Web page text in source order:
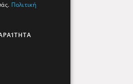
Social Media
Πολιτική